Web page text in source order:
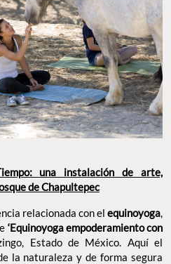
una instalación de arte,
de Chapultepec
relacionada con el equinoyoga,
‘Equinoyoga empoderamiento con
Estado de México. Aquí el
la naturaleza y de forma segura